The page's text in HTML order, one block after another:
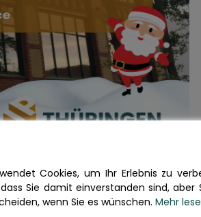
– der
Cookies, um Ihr Erlebnis zu
Sie damit einverstanden sind, aber
wenn Sie es wünschen. Mehr